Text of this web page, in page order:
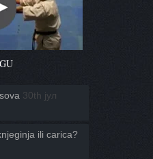
30th јул
ili carica?